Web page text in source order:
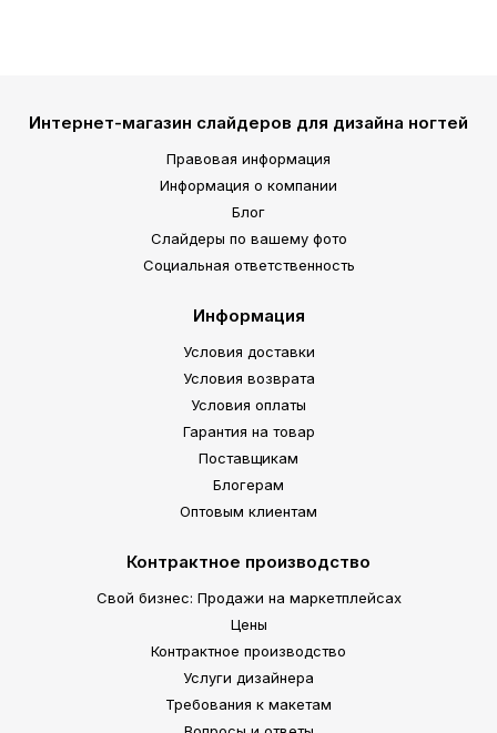
Интернет-магазин слайдеров для дизайна ногтей
Правовая информация
Информация о компании
Блог
Слайдеры по вашему фото
Социальная ответственность
Информация
Условия доставки
Условия возврата
Условия оплаты
Гарантия на товар
Поставщикам
Блогерам
Оптовым клиентам
Контрактное производство
Свой бизнес: Продажи на маркетплейсах
Цены
Контрактное производство
Услуги дизайнера
Требования к макетам